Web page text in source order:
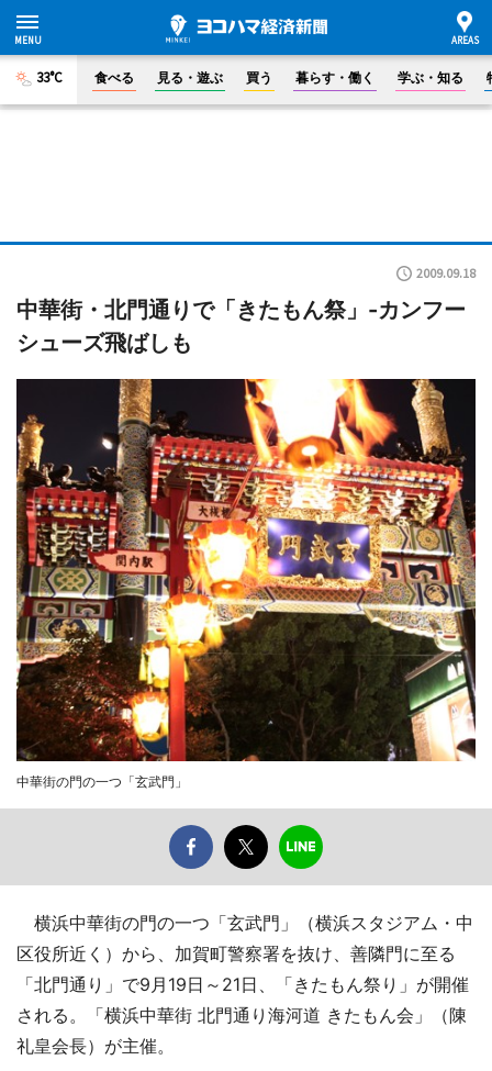
33°C 食べる 見る・遊ぶ 買う 暮らす・働く 学ぶ・知る
2009.09.18
中華街・北門通りで「きたもん祭」-カンフー
シューズ飛ばしも
中華街の門の一つ「玄武門」
横浜中華街の門の一つ「玄武門」（横浜スタジアム・中
区役所近く）から、加賀町警察署を抜け、善隣門に至る
「北門通り」で9月19日～21日、「きたもん祭り」が開催
される。「横浜中華街 北門通り海河道 きたもん会」（陳
礼皇会長）が主催。